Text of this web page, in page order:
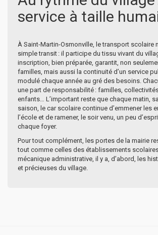
service à taille
À Saint-Martin-Osmonville, le transport scolaire
simple transit : il participe du tissu vivant du
inscription, bien préparée, garantit, non
familles, mais aussi la continuité d’un service
modulé chaque année au gré des besoins.
une part de responsabilité : familles,
enfants… L’important reste que chaque matin,
saison, le car scolaire continue d’emmener les
l’école et de ramener, le soir venu, un peu
chaque foyer.
Pour tout complément, les portes de la mairie
tout comme celles des établissements
mécanique administrative, il y a, d’abord, les
et précieuses du village.